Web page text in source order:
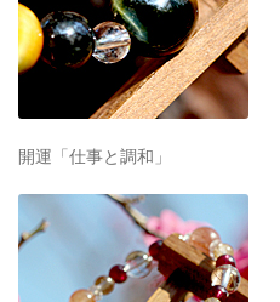
開運「仕事と調和」